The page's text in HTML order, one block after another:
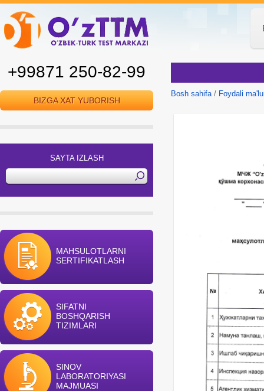
+99871 250-82-99
BIZGA XAT YUBORISH
SAYTA IZLASH
MAHSULOTLARNI
SERTIFIKATLASH
SIFATNI
BOSHQARISH
TIZIMLARI
SINOV
LABORATORIYASI
MAJMUASI
Bosh sahifa/ Foydali